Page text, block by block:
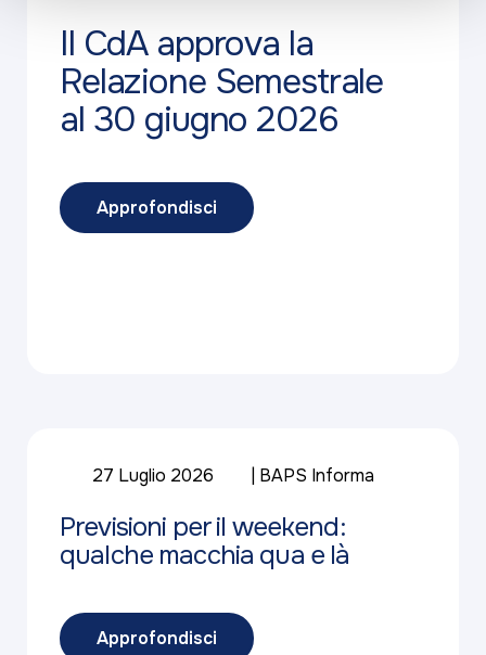
Il CdA approva la
Relazione Semestrale
al 30 giugno 2026
Approfondisci
27 Luglio 2026 BAPS Informa
Previsioni per il weekend:
qualche macchia qua e là
Approfondisci